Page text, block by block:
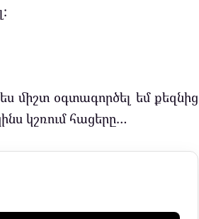
միշտ օգտագործել եմ քեզնից
կշռում հացերը…